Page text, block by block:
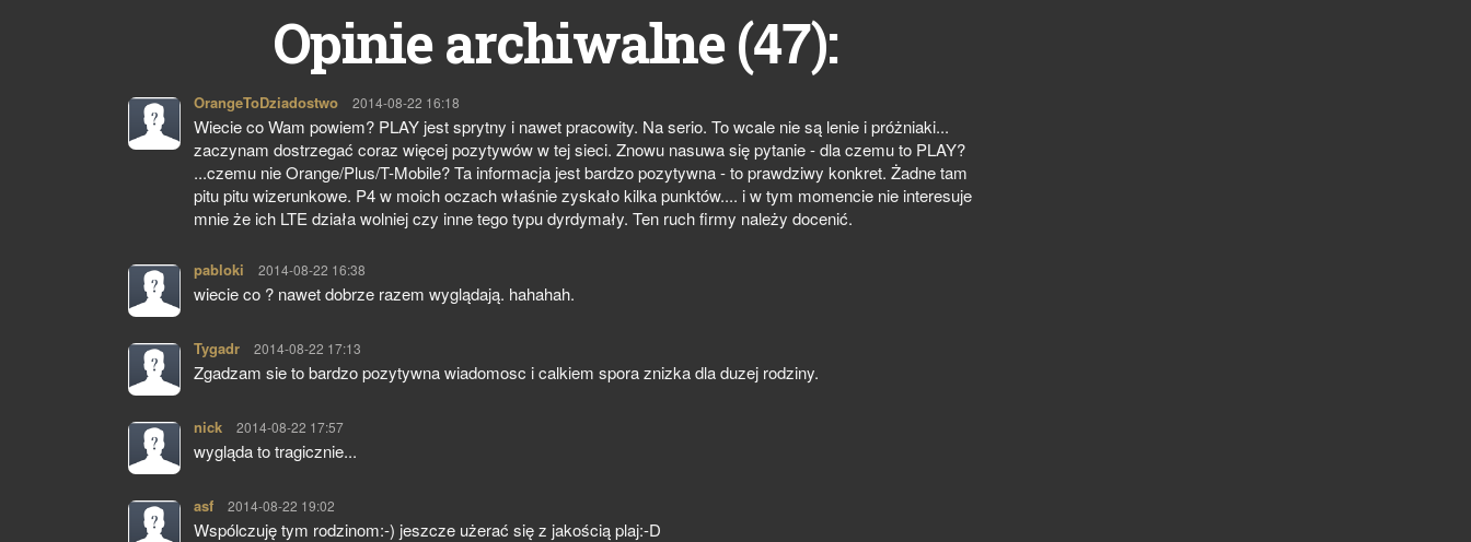
Opinie archiwalne (47):
OrangeToDziadostwo pisze:
2014-08-22 16:18
Wiecie co Wam powiem? PLAY jest sprytny i nawet pracowity. Na serio. To wcale nie są lenie i próżniaki...
zaczynam dostrzegać coraz więcej pozytywów w tej sieci. Znowu nasuwa się pytanie - dla czemu to PLAY?
...czemu nie Orange/Plus/T-Mobile? Ta informacja jest bardzo pozytywna - to prawdziwy konkret. Żadne tam
pitu pitu wizerunkowe. P4 w moich oczach właśnie zyskało kilka punktów.... i w tym momencie nie interesuje
mnie że ich LTE działa wolniej czy inne tego typu dyrdymały. Ten ruch firmy należy docenić.
pabloki pisze:
2014-08-22 16:38
wiecie co ? nawet dobrze razem wyglądają. hahahah.
Tygadr pisze:
2014-08-22 17:13
Zgadzam sie to bardzo pozytywna wiadomosc i calkiem spora znizka dla duzej rodziny.
nick pisze:
2014-08-22 17:57
wygląda to tragicznie...
asf pisze:
2014-08-22 19:02
Wspólczuję tym rodzinom:-) jeszcze użerać się z jakością plaj:-D